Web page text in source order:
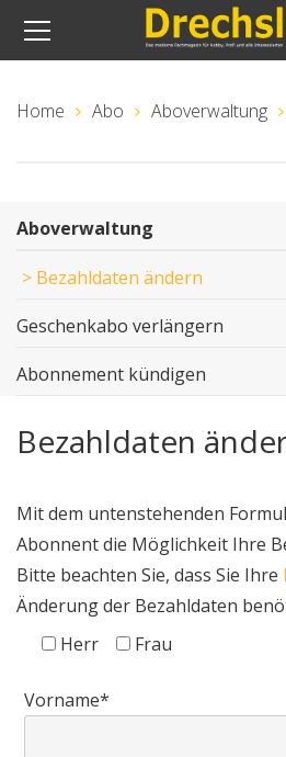
Home Abo Aboverwaltung
Aboverwaltung
> Bezahldaten ändern
Geschenkabo verlängern
Abonnement kündigen
Bezahldaten
Mit dem untenstehenden
Abonnent die Möglichkeit Ihre
Bitte beachten Sie, dass Sie Ihre
Änderung der Bezahldaten
Herr
Frau
Vorname*